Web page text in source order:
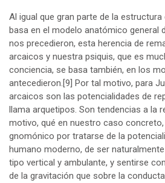
Al igual que gran parte de la
basa en el modelo anatómico general
nos precedieron, esta herencia de
arcaicos y nuestra psiquis, que es
conciencia, se basa también, en los
antecedieron.[9] Por tal motivo, para
arcaicos son las potencialidades de
llama arquetipos. Son tendencias a la
motivo, qué en nuestro caso
gnomónico por tratarse de la
humano moderno, de ser
tipo vertical y ambulante, y sentirse
de la gravitación que sobre la